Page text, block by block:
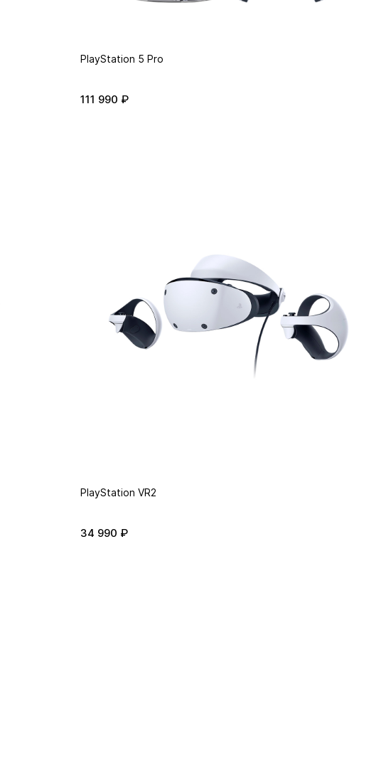
PlayStation 5 Pro
111 990 ₽
PlayStation VR2
34 990 ₽